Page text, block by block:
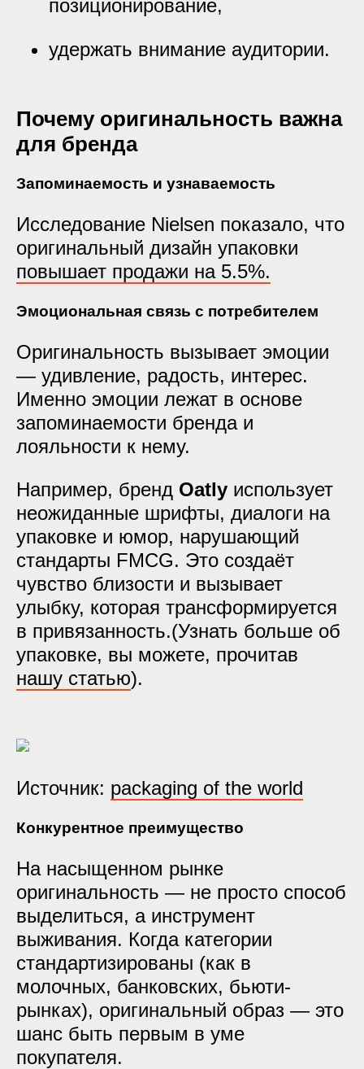
позиционирование,
удержать внимание аудитории.
Почему оригинальность важна
для бренда
Запоминаемость и узнаваемость
Исследование Nielsen показало, что
оригинальный дизайн упаковки
повышает продажи на 5.5%.
Эмоциональная связь с потребителем
Оригинальность вызывает эмоции
— удивление, радость, интерес.
Именно эмоции лежат в основе
запоминаемости бренда и
лояльности к нему.
Например, бренд Oatly использует
неожиданные шрифты, диалоги на
упаковке и юмор, нарушающий
стандарты FMCG. Это создаёт
чувство близости и вызывает
улыбку, которая трансформируется
в привязанность.(Узнать больше об
упаковке, вы можете, прочитав
нашу статью).
Источник: packaging of the world
Конкурентное преимущество
На насыщенном рынке
оригинальность — не просто способ
выделиться, а инструмент
выживания. Когда категории
стандартизированы (как в
молочных, банковских, бьюти-
рынках), оригинальный образ — это
шанс быть первым в уме
покупателя.